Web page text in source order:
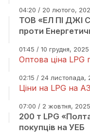
04:20 / 20 лютого,
ТОВ «ЕЛ ПІ ДЖІ
проти
01:45 / 10 грудня, 2025
Оптова ціна LPG
02:15 / 24 листопада,
Ціни на LPG на
07:00 / 2 жовтня, 2025
200 т LPG
покупців на УЕБ